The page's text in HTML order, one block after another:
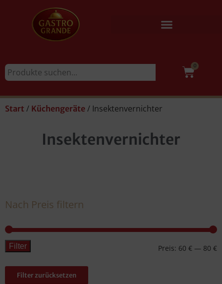
0
Start / Küchengeräte / Insektenvernichter
Insektenvernichter
Nach Preis filtern
Filter Preis: 60 € — 80 €
Filter zurücksetzen